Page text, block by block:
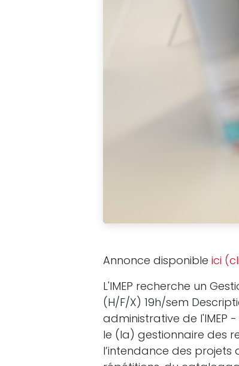
Annonce disponible ici
L'IMEP recherche un
(H/F/X) 19h/sem
administrative de l'IMEP
le (la) gestionnaire des
l’intendance des projets